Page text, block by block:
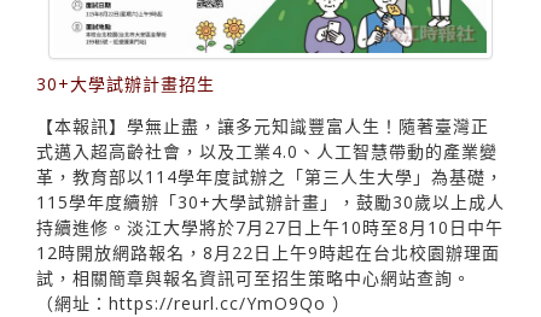
30+大學試辦計畫招生
【本報訊】學無止盡，讓多元知識豐富人生！隨著臺灣正
式邁入超高齡社會，以及工業4.0、人工智慧帶動的產業變
革，教育部以114學年度試辦之「第三人生大學」為基礎，
115學年度續辦「30+大學試辦計畫」，鼓勵30歲以上成人
持續進修。淡江大學將於7月27日上午10時至8月10日中午
12時開放網路報名，8月22日上午9時起在台北校園辦理面
試，相關簡章與報名資訊可至招生策略中心網站查詢。
（網址：https://reurl.cc/YmO9Qo ）